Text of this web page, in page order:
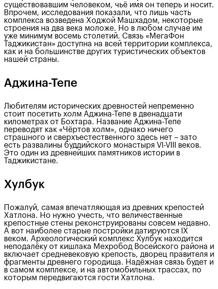
существовавшим человеком, чьё имя он теперь и носит.
Впрочем, исследования показали, что лишь часть
комплекса возведена Ходжой Машхадом, некоторые
строения на два века моложе. Но в любом случае им
уже минимум восемь столетий. Связь «МегаФон
Таджикистан» доступна на всей территории комплекса,
как и на большинстве других туристических объектов
нашей страны.
Аджина-Тепе
Любителям исторических древностей непременно
стоит посетить холм Аджина-Тепе в двенадцати
километрах от Бохтара. Название Аджина-Тепе
переводят как «Чёртов холм», однако ничего
страшного и сверхъестественного здесь нет – зато
есть развалины буддийского монастыря VI-VIII веков.
Это один из древнейших памятников истории в
Таджикистане.
Хулбук
Пожалуй, самая впечатляющая из древних крепостей
Хатлона. Но нужно учесть, что величественные
крепостные стены реконструированы совсем недавно.
А вот наиболее старые постройки датируются IX
веком. Археологический комплекс Хулбук находится
неподалёку от кишлака Мехробод Восейского района и
включает средневековую крепость, дворец правителя и
фрагменты древнего городища. Надёжная связь будет и
в самом комплексе, и на автомобильных трассах, по
которым передвигаются гости Хатлона.